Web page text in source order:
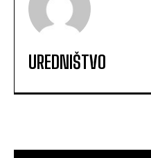
UREDNIŠTVO